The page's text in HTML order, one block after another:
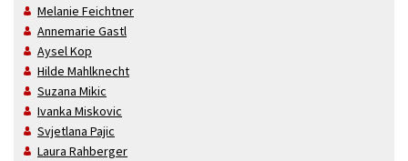
Melanie Feichtner
Annemarie Gastl
AyselKop
Hilde Mahlknecht
Suzana Mikic
Ivanka Miskovic
Svjetlana Pajic
Laura Rahberger